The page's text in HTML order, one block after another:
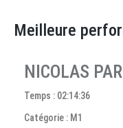
Meilleure
NICOLAS
Temps : 02:14:36
Catégorie : M1